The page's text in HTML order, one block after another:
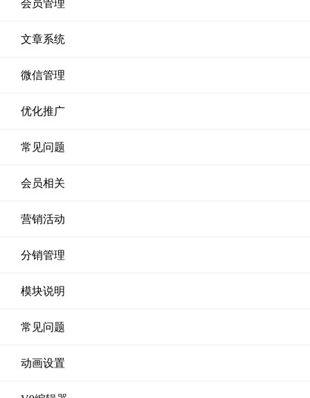
会员管理
文章系统
微信管理
优化推广
常见问题
会员相关
营销活动
分销管理
模块说明
常见问题
动画设置